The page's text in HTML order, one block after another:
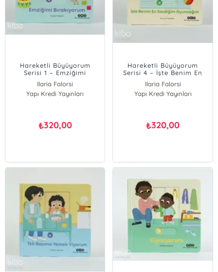
Hareketli Büyüyorum
Serisi 1 – Emziğimi
Bırakıyorum
Ilaria Falorsi
Yapı Kredi Yayınları
₺320,00
Hareketli Büyüyorum
Serisi 4 – İşte Benim En
Sevdiğim Oyuncağım
Ilaria Falorsi
Yapı Kredi Yayınları
₺320,00